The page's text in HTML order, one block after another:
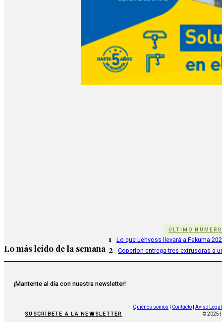
ÚLTIMO NÚMERO
Lo más leído de la semana
1 Lo que Lehvoss llevará a Fakuma
2 Coperion entrega tres extrusoras a
¡Mantente al día con nuestra newsletter!
SUSCRÍBETE A LA NEWSLETTER
Quiénes somos Contacto
Aviso Legal
© 2025